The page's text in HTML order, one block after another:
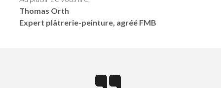
Thomas Orth
Expert plâtrerie-peinture, agréé FMB